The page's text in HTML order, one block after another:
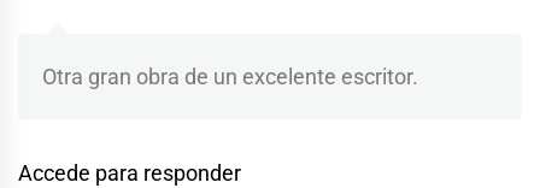
Otra gran obra de un excelente escritor.
Accede para responder